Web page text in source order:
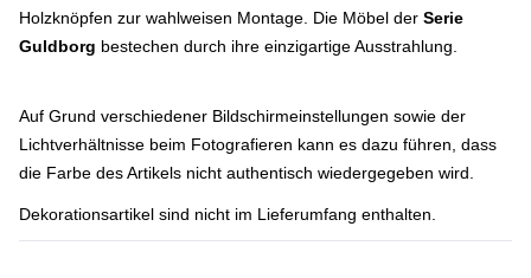
Holzknöpfen zur wahlweisen Montage. Die Möbel der Serie
Guldborg bestechen durch ihre einzigartige Ausstrahlung.
Auf Grund verschiedener Bildschirmeinstellungen sowie der
Lichtverhältnisse beim Fotografieren kann es dazu führen, dass
die Farbe des Artikels nicht authentisch wiedergegeben wird.
Dekorationsartikel sind nicht im Lieferumfang enthalten.